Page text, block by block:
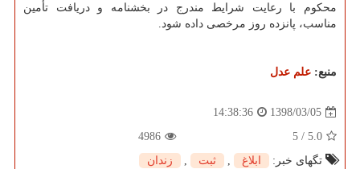
محكوم با رعایت شرایط مندرج در بخشنامه و دریافت تأمین
مناسب، پانزده روز مرخصی داده شود.
منبع: علم عدل
1398/03/05
14:38:36
5.0
/
5
4986
تگهای خبر:
ابلاغ , ثبت , زندان